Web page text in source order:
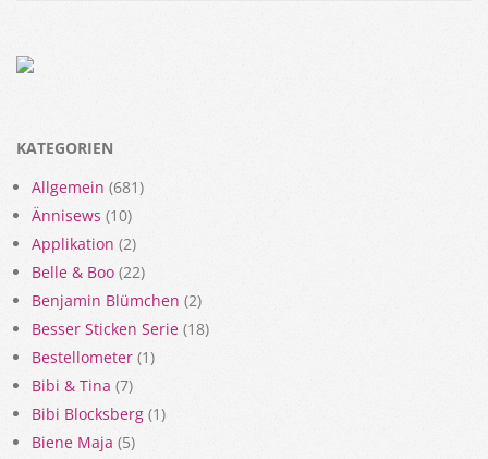
KATEGORIEN
Allgemein (681)
Ännisews (10)
Applikation (2)
Belle & Boo (22)
Benjamin Blümchen (2)
Besser Sticken Serie (18)
Bestellometer (1)
Bibi & Tina (7)
Bibi Blocksberg (1)
Biene Maja (5)